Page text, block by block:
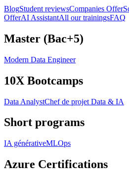
BlogStudent reviewsCompanies Offer
OfferAI AssistantAll our trainingsFAQ
Master (Bac+5)
Modern Data Engineer
10X Bootcamps
Data AnalystChef de projet Data & IA
Short programs
IA générativeMLOps
Azure Certifications